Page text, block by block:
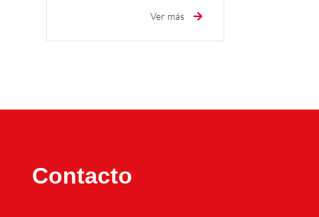
Ver más
Contacto